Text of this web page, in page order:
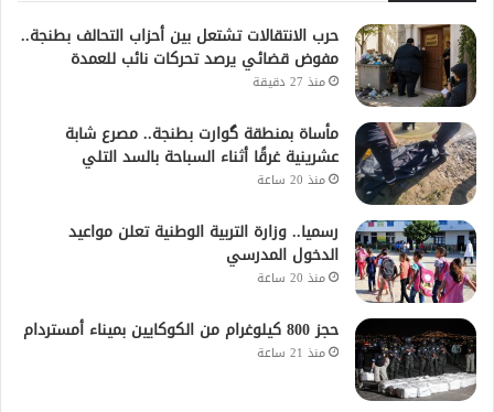
حرب الانتقالات تشتعل بين أحزاب التحالف بطنجة..
مفوض قضائي يرصد تحركات نائب للعمدة
منذ 27 دقيقة
مأساة بمنطقة گوارت بطنجة.. مصرع شابة
عشرينية غرقًا أثناء السباحة بالسد التلي
منذ 20 ساعة
رسميا.. وزارة التربية الوطنية تعلن مواعيد
الدخول المدرسي
منذ 20 ساعة
حجز 800 كيلوغرام من الكوكايين بميناء أمستردام
منذ 21 ساعة